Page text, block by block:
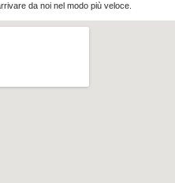
da noi nel modo più veloce.